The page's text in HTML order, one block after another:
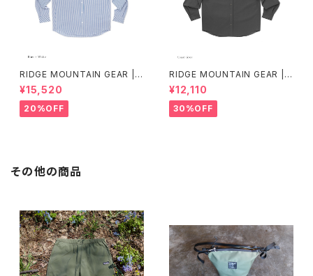
RIDGE MOUNTAIN GEAR | B
asic Long Sleeve Shirt "Str
ipe"
¥15,520
20%OFF
RIDGE MOUNTAIN GEAR | B
asic Long Sleeve Shirt
¥12,110
30%OFF
その他の商品